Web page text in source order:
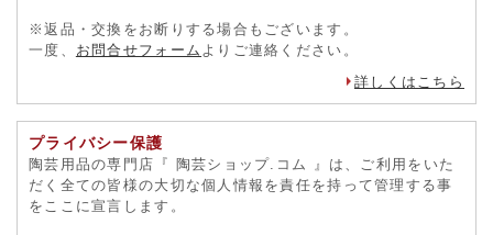
※返品・交換をお断りする場合もございます。
一度、 お問合せフォーム よりご連絡ください。
詳しくはこちら
プライバシー保護
陶芸用品の専門店『 陶芸ショップ.コム 』は、ご利用をいた
だく全ての皆様の大切な個人情報を責任を持って管理する事
をここに宣言します。